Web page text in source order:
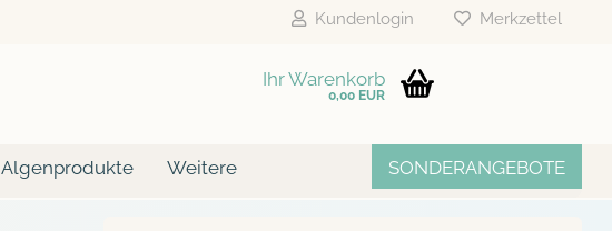
Kundenlogin
E-Mail
Merkzettel
Ihr Warenkorb
0,00 EUR
Algenprodukte SONDERANGEBOTE
Weitere